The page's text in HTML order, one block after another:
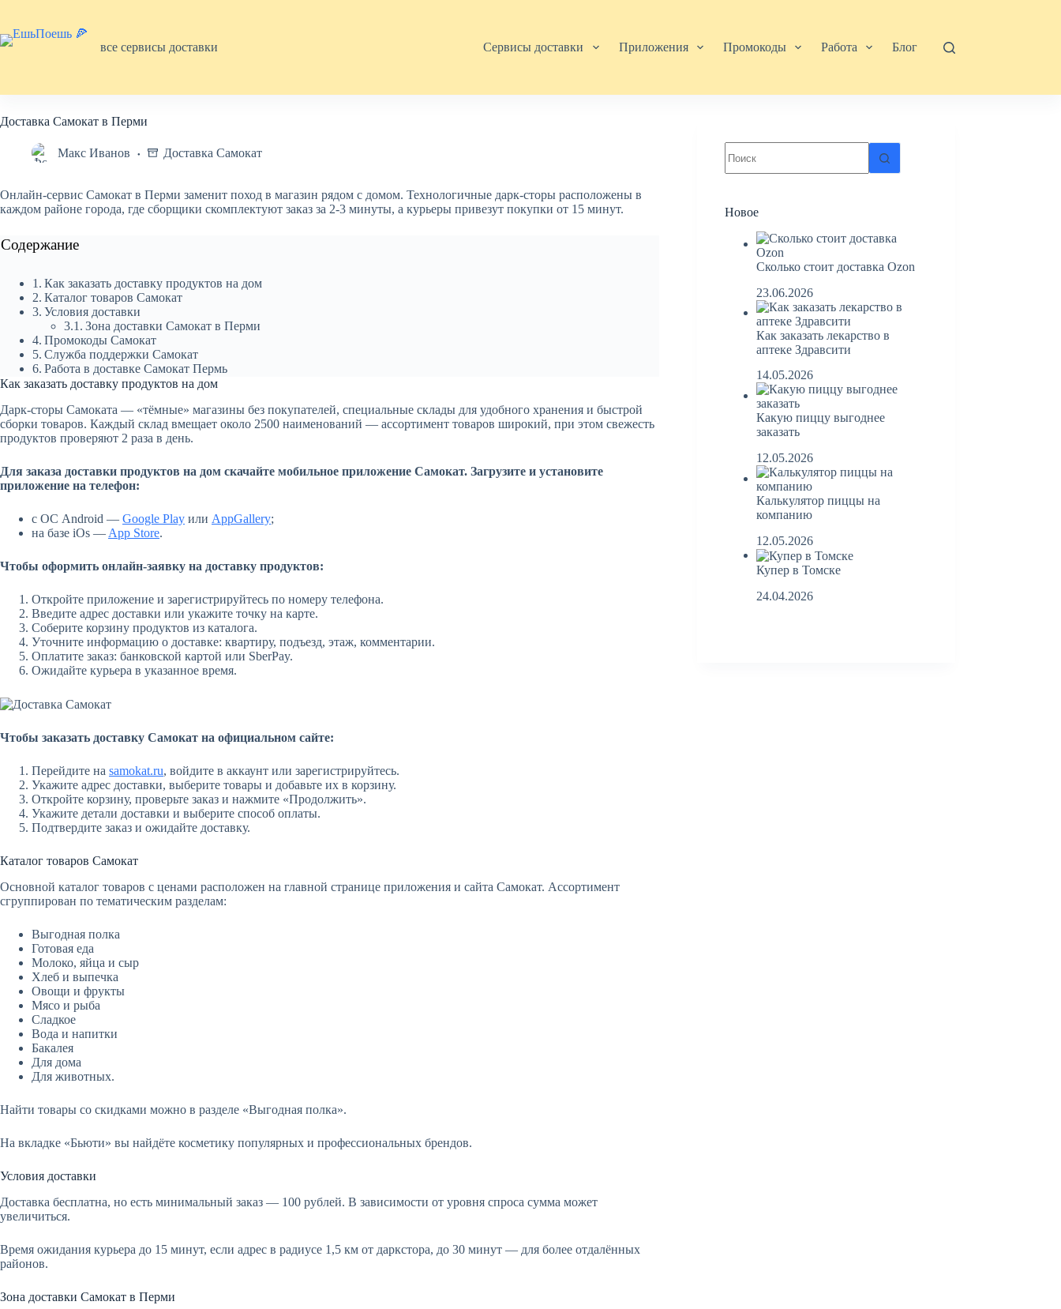
сути
все сервисы доставки
Сервисы доставки Приложения Промокоды Работа Блог
Доставка Самокат в Перми
Макс Иванов Доставка Самокат
Онлайн-сервис Самокат в Перми заменит поход в магазин рядом с домом. Технологичные дарк-сторы расположены в
каждом районе города, где сборщики скомплектуют заказ за 2-3 минуты, а курьеры привезут покупки от 15 минут.
Содержание
Как заказать доставку продуктов на дом
Каталог товаров Самокат
Условия доставки
Зона доставки Самокат в Перми
Промокоды Самокат
Служба поддержки Самокат
Работа в доставке Самокат Пермь
Как заказать доставку продуктов на дом
Дарк-сторы Самоката — «тёмные» магазины без покупателей, специальные склады для удобного хранения и быстрой
сборки товаров. Каждый склад вмещает около 2500 наименований — ассортимент товаров широкий, при этом свежесть
продуктов проверяют 2 раза в день.
Для заказа доставки продуктов на дом скачайте мобильное приложение Самокат. Загрузите и установите
приложение на телефон:
с ОС Android — Google Play или AppGallery;
на базе iOs — App Store.
Чтобы оформить онлайн-заявку на доставку продуктов:
Откройте приложение и зарегистрируйтесь по номеру телефона.
Введите адрес доставки или укажите точку на карте.
Соберите корзину продуктов из каталога.
Уточните информацию о доставке: квартиру, подъезд, этаж, комментарии.
Оплатите заказ: банковской картой или SberPay.
Ожидайте курьера в указанное время.
Чтобы заказать доставку Самокат на официальном сайте:
Перейдите на samokat.ru, войдите в аккаунт или зарегистрируйтесь.
Укажите адрес доставки, выберите товары и добавьте их в корзину.
Откройте корзину, проверьте заказ и нажмите «Продолжить».
Укажите детали доставки и выберите способ оплаты.
Подтвердите заказ и ожидайте доставку.
Каталог товаров Самокат
Основной каталог товаров с ценами расположен на главной странице приложения и сайта Самокат. Ассортимент
сгруппирован по тематическим разделам:
Выгодная полка
Готовая еда
Молоко, яйца и сыр
Хлеб и выпечка
Овощи и фрукты
Мясо и рыба
Сладкое
Вода и напитки
Бакалея
Для дома
Для животных.
Найти товары со скидками можно в разделе «Выгодная полка».
На вкладке «Бьюти» вы найдёте косметику популярных и профессиональных брендов.
Условия доставки
Доставка бесплатна, но есть минимальный заказ — 100 рублей. В зависимости от уровня спроса сумма может
увеличиться.
Время ожидания курьера до 15 минут, если адрес в радиусе 1,5 км от даркстора, до 30 минут — для более отдалённых
районов.
Зона доставки Самокат в Перми
не
найдено
Новое
Сколько стоит доставка Ozon
23.06.2026
Как заказать лекарство в
аптеке Здравсити
14.05.2026
Какую пиццу выгоднее
заказать
12.05.2026
Калькулятор пиццы на
компанию
12.05.2026
Купер в Томске
24.04.2026